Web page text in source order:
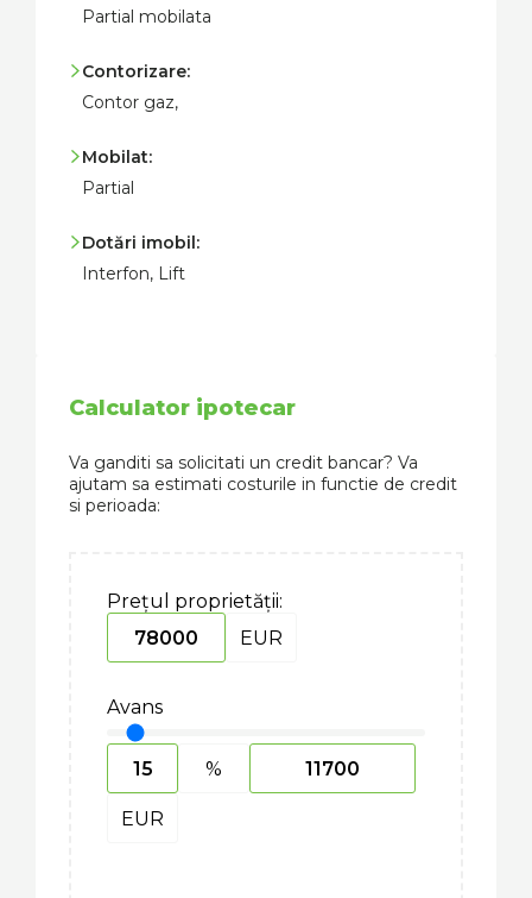
Partial mobilata
Contorizare:
Contor gaz,
Mobilat:
Partial
Dotări imobil:
Interfon, Lift
Calculator ipotecar
Va ganditi sa solicitati un credit bancar? Va
ajutam sa estimati costurile in functie de credit
si perioada:
Prețul proprietății:
EUR
Avans
%
EUR